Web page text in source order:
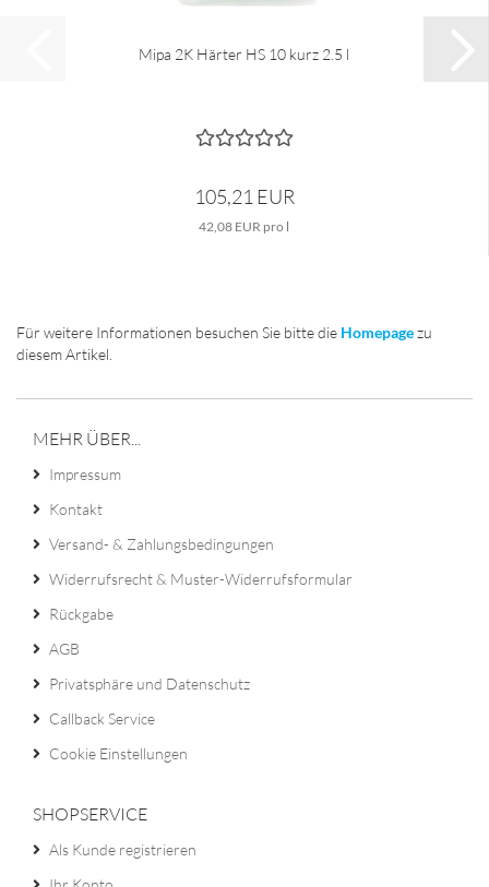
Mipa 2K Härter HS 10 kurz 2.5 l
105,21 EUR
42,08 EUR pro l
Für weitere Informationen besuchen Sie bitte die Homepagezu
diesem Artikel.
MEHR ÜBER...
Impressum
Kontakt
Versand- & Zahlungsbedingungen
Widerrufsrecht & Muster-Widerrufsformular
Rückgabe
AGB
Privatsphäre und Datenschutz
Callback Service
Cookie Einstellungen
SHOPSERVICE
Als Kunde registrieren